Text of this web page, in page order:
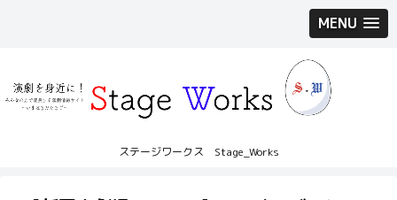
MENU
ステージワークス Stage_Works